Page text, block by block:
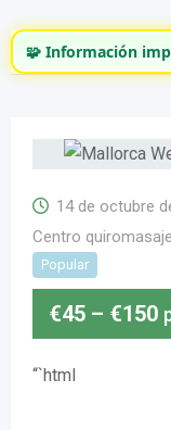
🧩 Información
14 de octubre
Centro quiromasaje
Popular
€45 – €150
“`html